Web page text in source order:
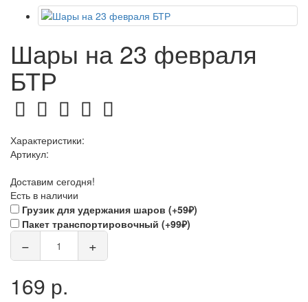
Шары на 23 февраля
БТР
Характеристики:
Артикул:
Доставим сегодня!
Есть в наличии
Грузик для удержания шаров (+59₽)
Пакет транспортировочный (+99₽)
− +
169 р.